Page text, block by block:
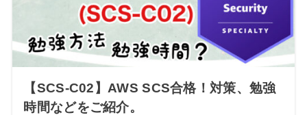
【SCS-C02】AWS SCS合格！対策、勉強
時間などをご紹介。